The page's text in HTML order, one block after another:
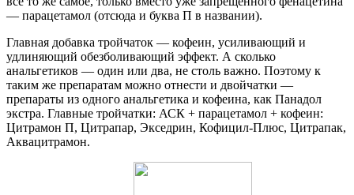
— парацетамол (отсюда и буква П в названии).
Главная добавка тройчаток — кофеин, усиливающий и
удлиняющий обезболивающий эффект. А сколько
анальгетиков — один или два, не столь важно. Поэтому к
таким же препаратам можно отнести и двойчатки —
препараты из одного анальгетика и кофеина, как Панадол
экстра. Главные тройчатки: АСК + парацетамол + кофеин:
Цитрамон П, Цитрапар, Экседрин, Кофицил-Плюс, Цитрапак,
Аквацитрамон.